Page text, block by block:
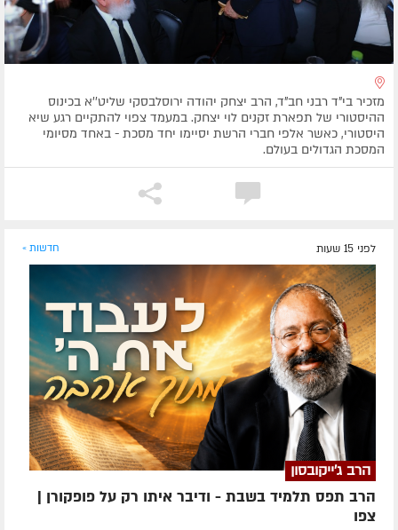
מזכיר בי"ד רבני חב"ד, הרב יצחק יהודה ירוסלבסקי שליט''א בכינוס
ההיסטורי של תפארת זקנים לוי יצחק. במעמד צפוי להתקיים רגע שיא
היסטורי, כאשר אלפי חברי הרשת יסיימו יחד מסכת - באחד מסיומי
המסכת הגדולים בעולם.
לפני 15 שעות חדשות »
הרב ג'ייקובסון
הרב תפס תלמיד בשבת - ודיבר איתו רק על פופקורן |
צפו